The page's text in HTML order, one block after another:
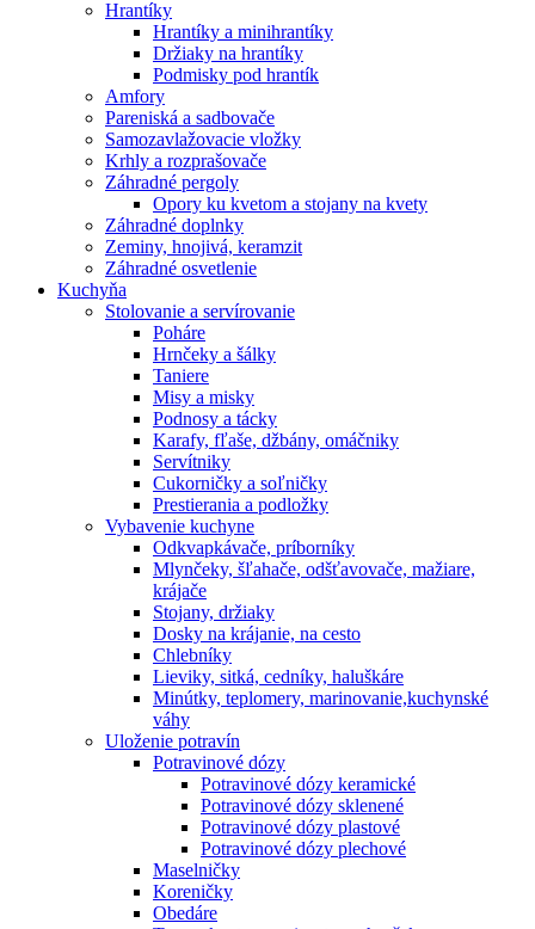
Hrantíky
Hrantíky a minihrantíky
Držiaky na hrantíky
Podmisky pod hrantík
Amfory
Pareniská a sadbovače
Samozavlažovacie vložky
Krhly a rozprašovače
Záhradné pergoly
Opory ku kvetom a stojany na kvety
Záhradné doplnky
Zeminy, hnojivá, keramzit
Záhradné osvetlenie
Kuchyňa
Stolovanie a servírovanie
Poháre
Hrnčeky a šálky
Taniere
Misy a misky
Podnosy a tácky
Karafy, fľaše, džbány, omáčniky
Servítniky
Cukorničky a soľničky
Prestierania a podložky
Vybavenie kuchyne
Odkvapkávače, príborníky
Mlynčeky, šľahače, odšťavovače, mažiare,
krájače
Stojany, držiaky
Dosky na krájanie, na cesto
Chlebníky
Lieviky, sitká, cedníky, haluškáre
Minútky, teplomery, marinovanie,kuchynské
váhy
Uloženie potravín
Potravinové dózy
Potravinové dózy keramické
Potravinové dózy sklenené
Potravinové dózy plastové
Potravinové dózy plechové
Maselničky
Koreničky
Obedáre